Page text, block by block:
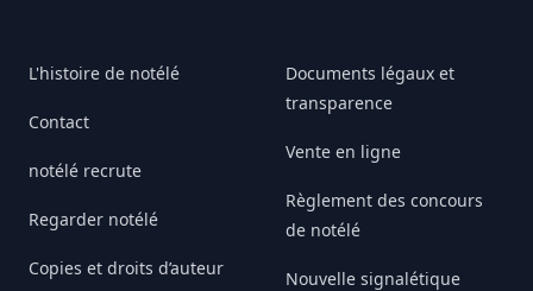
L'histoire de notélé
Contact
notélé recrute
Regarder notélé
Copies et droits d’auteur
Documents légaux et
transparence
Vente en ligne
Règlement des concours
de notélé
Nouvelle signalétique